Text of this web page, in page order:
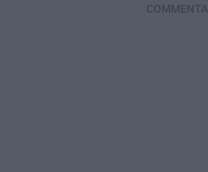
COMMENTA